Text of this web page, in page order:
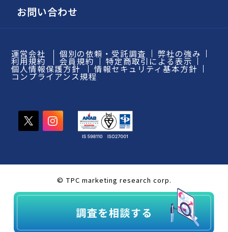
お問い合わせ
運営会社 個別の依頼・受託調査 弊社の強み
利用規約 会員規約 特定商取引による表示
個人情報保護方針 情報セキュリティ基本方針
コンプライアンス規程
© TPC marketing research corp.